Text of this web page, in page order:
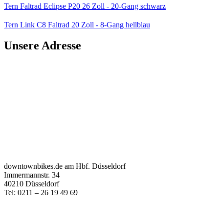
Tern Faltrad Eclipse P20 26 Zoll - 20-Gang schwarz
Tern Link C8 Faltrad 20 Zoll - 8-Gang hellblau
Unsere Adresse
downtownbikes.de am Hbf. Düsseldorf
Immermannstr. 34
40210 Düsseldorf
Tel: 0211 – 26 19 49 69